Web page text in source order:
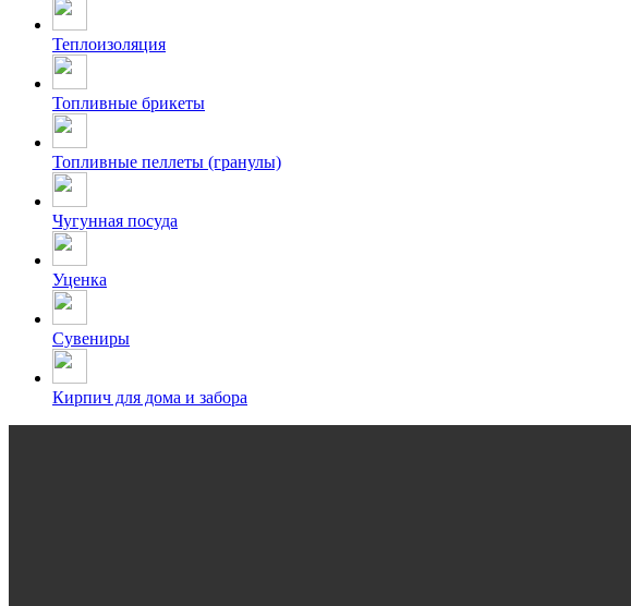
Теплоизоляция
Топливные брикеты
Топливные пеллеты (гранулы)
Чугунная посуда
Уценка
Сувениры
Кирпич для дома и забора